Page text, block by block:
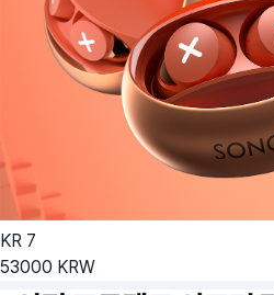
KR 7
53000 KRW